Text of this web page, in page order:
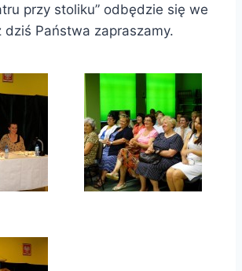
przy stoliku” odbędzie się we
dziś Państwa zapraszamy.